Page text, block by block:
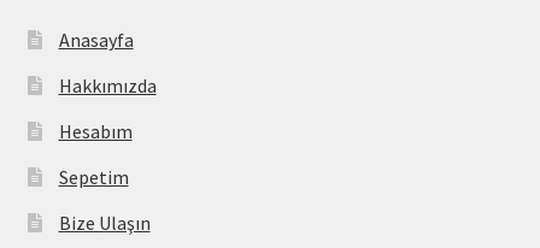
Anasayfa
Hakkımızda
Hesabım
Sepetim
Bize Ulaşın